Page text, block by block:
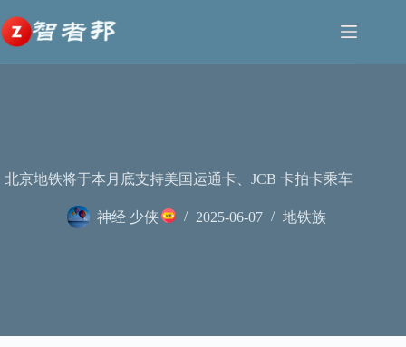
至
内
容
北京地铁将于本月底支持美国运通卡、JCB 卡拍卡乘车
神经 少侠 2025-06-07 地铁族